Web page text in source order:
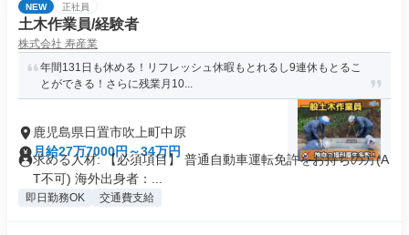
NEW 正社員
土木作業員/経験者
株式会社 寿産業
年間131日も休める！リフレッシュ休暇もとれるし9連休もとるこ
とができる！さらに残業月10...
鹿児島県日置市吹上町中原
月給27万7000円～34万円
求める人材: 【必須項目】 普通自動車運転免許をお持ちの方(A
T不可) 海外出身者：...
即日勤務OK 交通費支給